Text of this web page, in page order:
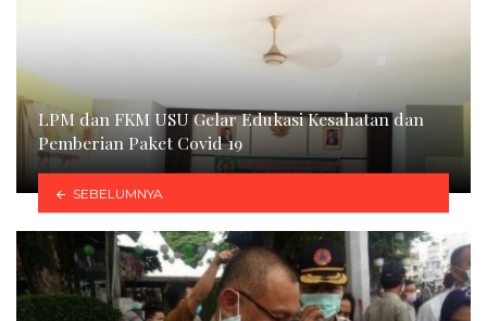
LPM dan FKM USU Gelar Edukasi Kesahatan dan
Pemberian Paket Covid 19
SEBELUMNYA